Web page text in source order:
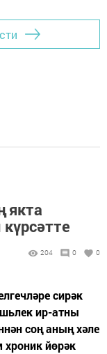
якта
204 0 0
сирәк
ир-атны
соң аның хәле
йөрәк